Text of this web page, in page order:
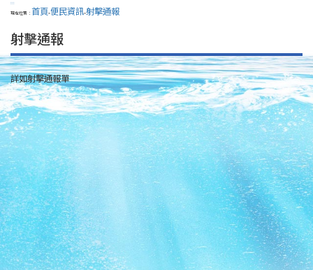
:::
現在位置： 首頁>便民資訊>射擊通報
射擊通報
詳如射擊通報單